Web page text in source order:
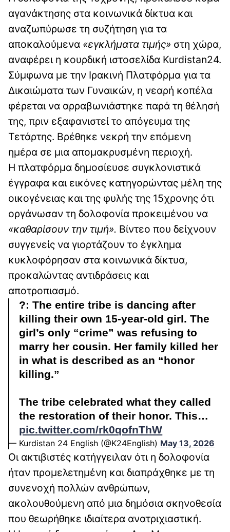
αγανάκτησης στα κοινωνικά δίκτυα και
αναζωπύρωσε τη συζήτηση για τα
αποκαλούμενα «εγκλήματα τιμής» στη χώρα,
αναφέρει η κουρδική ιστοσελίδα Kurdistan24.
Σύμφωνα με την Ιρακινή Πλατφόρμα για τα
Δικαιώματα των Γυναικών, η νεαρή κοπέλα
φέρεται να αρραβωνιάστηκε παρά τη θέλησή
της, πριν εξαφανιστεί το απόγευμα της
Τετάρτης. Βρέθηκε νεκρή την επόμενη
ημέρα σε μια απομακρυσμένη περιοχή.
Η πλατφόρμα δημοσίευσε συγκλονιστικά
έγγραφα και εικόνες κατηγορώντας μέλη της
οικογένειας και της φυλής της 15χρονης ότι
οργάνωσαν τη δολοφονία προκειμένου να
«καθαρίσουν την τιμή». Βίντεο που δείχνουν
συγγενείς να γιορτάζουν το έγκλημα
κυκλοφόρησαν στα κοινωνικά δίκτυα,
προκαλώντας αντιδράσεις και
αποτροπιασμό.
?: The entire tribe is dancing after
killing their own 15-year-old girl. The
girl’s only “crime” was refusing to
marry her cousin. Her family killed her
in what is described as an “honor
killing.”
The tribe celebrated what they called
the restoration of their honor. This…
pic.twitter.com/rk0qofnThW
— Kurdistan 24 English (@K24English) May 13, 2026
Οι ακτιβιστές κατήγγειλαν ότι η δολοφονία
ήταν προμελετημένη και διαπράχθηκε με τη
συνενοχή πολλών ανθρώπων,
ακολουθούμενη από μια δημόσια σκηνοθεσία
που θεωρήθηκε ιδιαίτερα ανατριχιαστική.